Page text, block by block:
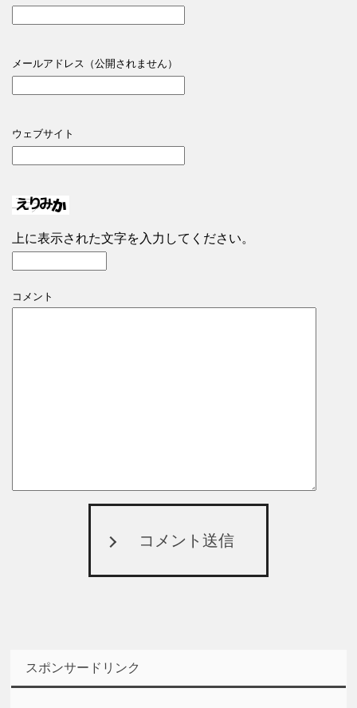
メールアドレス（公開されません）
ウェブサイト
上に表示された文字を入力してください。
コメント
コメント送信
スポンサードリンク